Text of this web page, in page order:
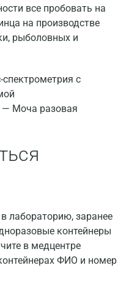
все пробовать на
на производстве
рыболовных и
с
— Моча разовая
лабораторию, заранее
контейнеры
в медцентре
ФИО и номер